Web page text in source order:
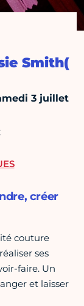
Smith(
3 juillet
créer
couture
ses
faire. Un
et laisser